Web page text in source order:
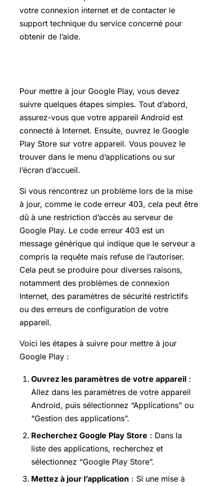
votre connexion internet et de contacter le
support technique du service concerné pour
obtenir de l’aide.
Pour mettre à jour Google Play, vous devez
suivre quelques étapes simples. Tout d’abord,
assurez-vous que votre appareil Android est
connecté à Internet. Ensuite, ouvrez le Google
Play Store sur votre appareil. Vous pouvez le
trouver dans le menu d’applications ou sur
l’écran d’accueil.
Si vous rencontrez un problème lors de la mise
à jour, comme le code erreur 403, cela peut être
dû à une restriction d’accès au serveur de
Google Play. Le code erreur 403 est un
message générique qui indique que le serveur a
compris la requête mais refuse de l’autoriser.
Cela peut se produire pour diverses raisons,
notamment des problèmes de connexion
Internet, des paramètres de sécurité restrictifs
ou des erreurs de configuration de votre
appareil.
Voici les étapes à suivre pour mettre à jour
Google Play :
Ouvrez les paramètres de votre appareil :
Allez dans les paramètres de votre appareil
Android, puis sélectionnez “Applications” ou
“Gestion des applications”.
Recherchez Google Play Store : Dans la
liste des applications, recherchez et
sélectionnez “Google Play Store”.
Mettez à jour l’application : Si une mise à